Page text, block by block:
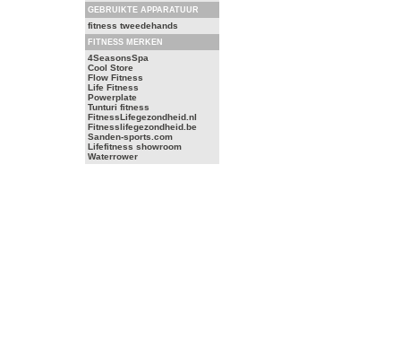
GEBRUIKTE APPARATUUR
fitness tweedehands
FITNESS MERKEN
4SeasonsSpa
Cool Store
Flow Fitness
Life Fitness
Powerplate
Tunturi fitness
FitnessLifegezondheid.nl
Fitnesslifegezondheid.be
Sanden-sports.com
Lifefitness showroom
Waterrower